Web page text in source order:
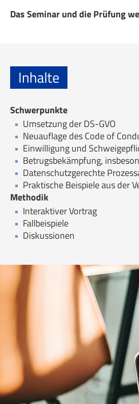
Das Seminar und die Prüfung
Inhalte
Schwerpunkte
Umsetzung der DS-GVO
Neuauflage des Code of
Einwilligung und
Betrugsbekämpfung,
Datenschutzgerechte
Praktische Beispiele aus der
Methodik
Interaktiver Vortrag
Fallbeispiele
Diskussionen